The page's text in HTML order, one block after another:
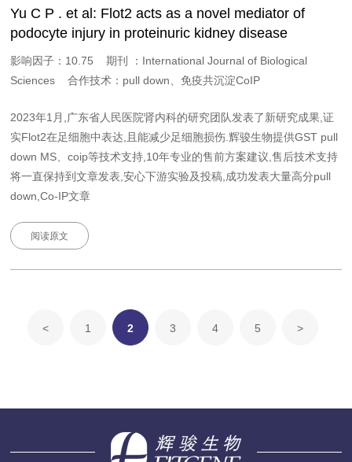
Yu C P . et al: Flot2 acts as a novel mediator of
podocyte injury in proteinuric kidney disease
影响因子：10.75 期刊 ：International Journal of Biological
Sciences 合作技术：pull down、免疫共沉淀CoIP
2023年1月,广东省人民医院肾内科的研究团队发表了新研究成果,证
实Flot2在足细胞中表达,且能减少足细胞损伤.辉骏生物提供GST pull
down MS、coip等技术支持,10年专业的售前方案建议,售后技术支持
将一直保持到文章发表,安心下游实验及投稿,成功发表大量高分pull
down,Co-IP文章
阅读原文
< 1 2 3 4 5 >